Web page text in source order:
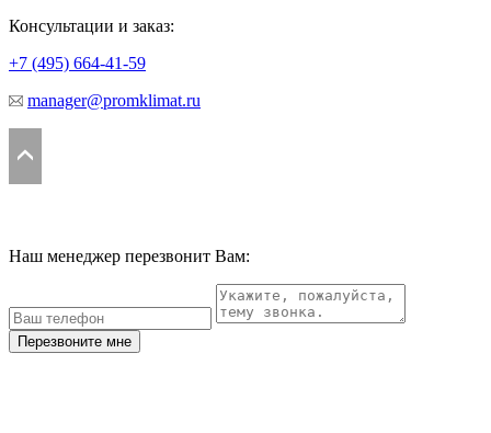
Консультации и заказ:
+7 (495) 664-41-59
manager@promklimat.ru
Наш менеджер перезвонит Вам:
Перезвоните мне